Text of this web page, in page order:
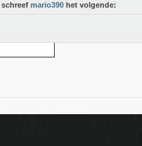
schreef mario390 het volgende: